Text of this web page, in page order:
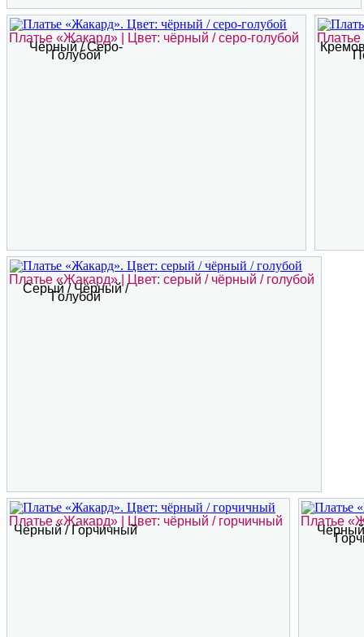
Платье «Жакард» | Цвет: чёрный / серо-голубой
Чёрный / Серо-
Голубой
Платье «Жакард» | Цвет: серый / чёрный / голубой
Серый / Чёрный /
Голубой
Платье «Жакард» | Цвет: чёрный / горчичный
Чёрный / Горчичный
Платье